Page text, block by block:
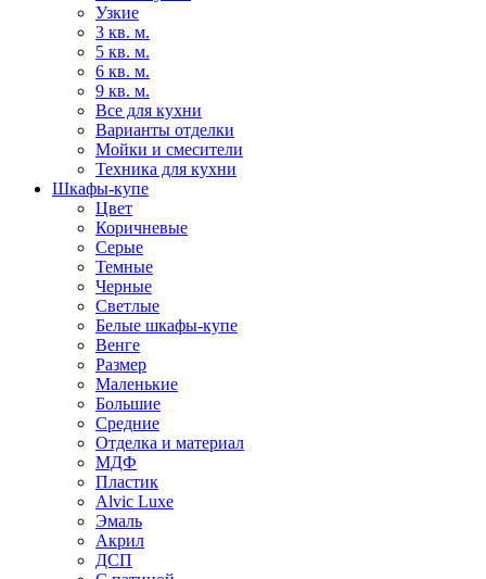
Узкие
3 кв. м.
5 кв. м.
6 кв. м.
9 кв. м.
Все для кухни
Варианты отделки
Мойки и смесители
Техника для кухни
Шкафы-купе
Цвет
Коричневые
Серые
Темные
Черные
Светлые
Белые шкафы-купе
Венге
Размер
Маленькие
Большие
Средние
Отделка и материал
МДФ
Пластик
Alvic Luxe
Эмаль
Акрил
ДСП